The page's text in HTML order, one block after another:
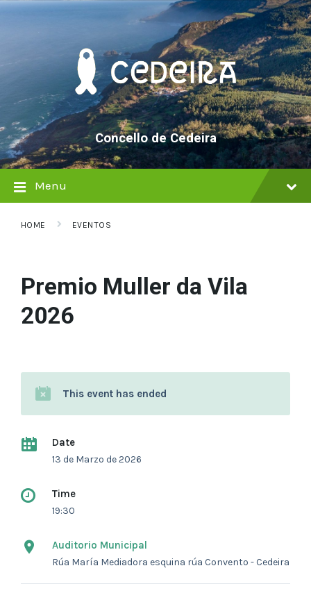
Skip
Skip
Skip
Concello de Cedeira
Menu
HOME EVENTOS
Premio Muller da Vila
2026
This event has ended
Date
13 de Marzo de 2026
Time
19:30
Auditorio Municipal
Rúa María Mediadora esquina rúa Convento - Cedeira